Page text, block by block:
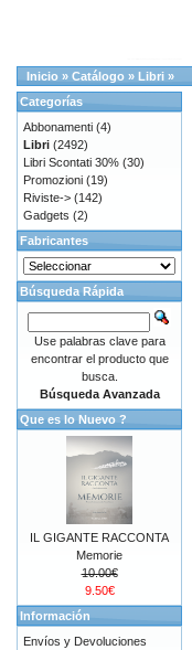
Inicio » Catálogo » Libri »
Categorías
Abbonamenti (4)
Libri (2492)
Libri Scontati 30% (30)
Promozioni (19)
Riviste-> (142)
Gadgets (2)
Fabricantes
Búsqueda Rápida
Use palabras clave para
encontrar el producto que
busca.
Búsqueda Avanzada
Que es lo Nuevo ?
IL GIGANTE RACCONTA
Memorie
10.00€
9.50€
Información
Envíos y Devoluciones